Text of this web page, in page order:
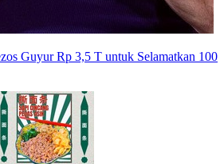
Guyur Rp 3,5 T untuk Selamatkan 100